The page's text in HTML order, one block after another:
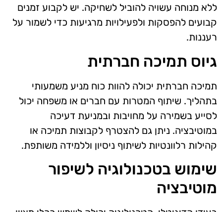
ללא מנוחה עשויה להוביל לשחיקה. יש לקבוע זמנים
קבועים להפסקות ולפעילויות מרגיעות כדי לשמור על
רעננות.
גיוס תמיכה חברתית
תמיכה חברתית יכולה להוות כוח מניע משמעותי
בתהליך. שיתוף המטרות עם חברים או משפחה יכול
לסייע בשמירה על מחויבות ובמניעת דעיכה
במוטיבציה. ניתן גם להצטרף לקבוצות תמיכה או
קהילות רלוונטיות לשיתוף ניסיון וללמידה משותפת.
שימוש בטכנולוגיה לשיפור
מוטיבציה